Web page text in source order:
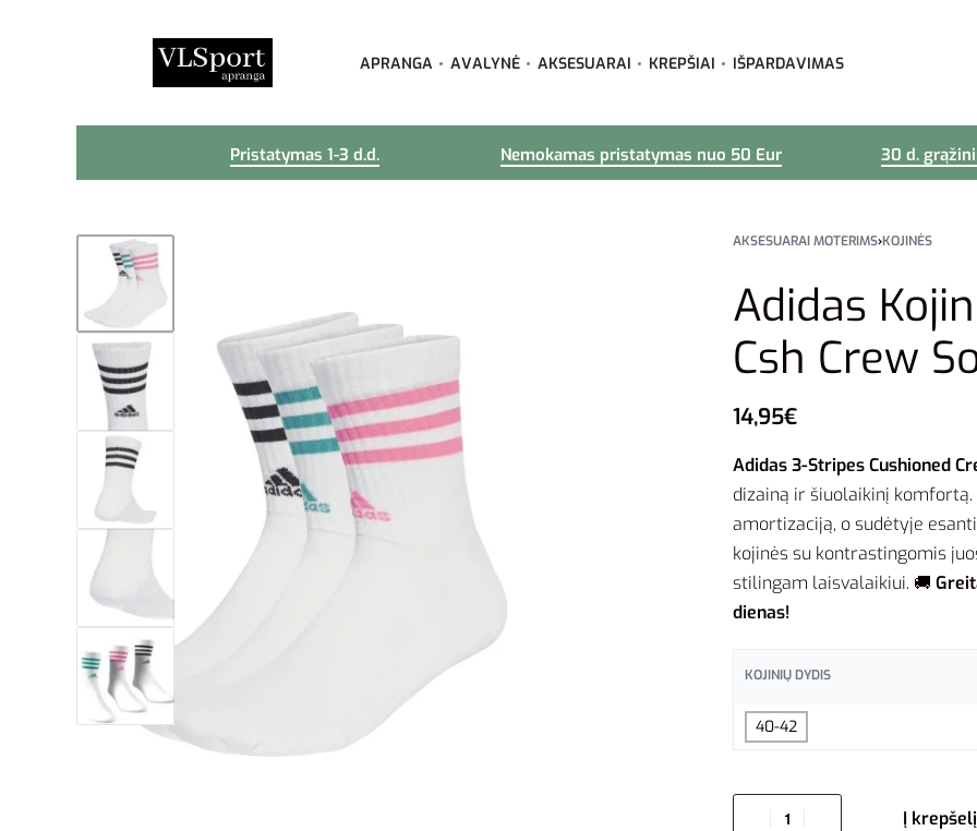
APRANGA AVALYNĖ AKSESUARAI KREPŠIAI IŠPARDAVIMAS
Pristatymas 1-3 d.d. Nemokamas pristatymas nuo 50 Eur 30 d.
AKSESUARAI MOTERIMS›KOJINĖS
Adidas
Csh Crew
14,95€
Adidas 3-Stripes Cushioned
dizainą ir šiuolaikinį
amortizaciją, o sudėtyje
kojinės su kontrastingomis
stilingam laisvalaikiui. 🚚
dienas!
KOJINIŲ DYDIS
40-42
Į krepšelį